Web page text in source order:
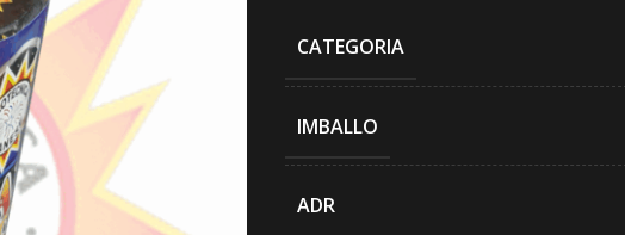
CATEGORIA
IMBALLO
ADR